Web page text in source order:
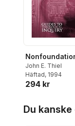
John E. Thiel
Häftad, 1994
294 kr
Du